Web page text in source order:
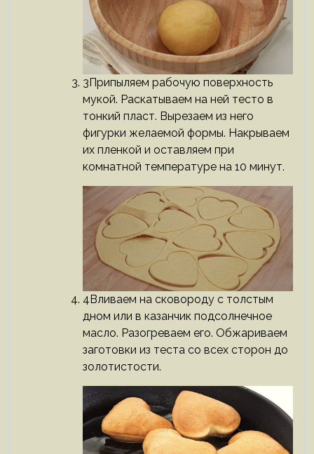
3Припыляем рабочую поверхность
мукой. Раскатываем на ней тесто в
тонкий пласт. Вырезаем из него
фигурки желаемой формы. Накрываем
их пленкой и оставляем при
комнатной температуре на 10 минут.
4Вливаем на сковороду с толстым
дном или в казанчик подсолнечное
масло. Разогреваем его. Обжариваем
заготовки из теста со всех сторон до
золотистости.